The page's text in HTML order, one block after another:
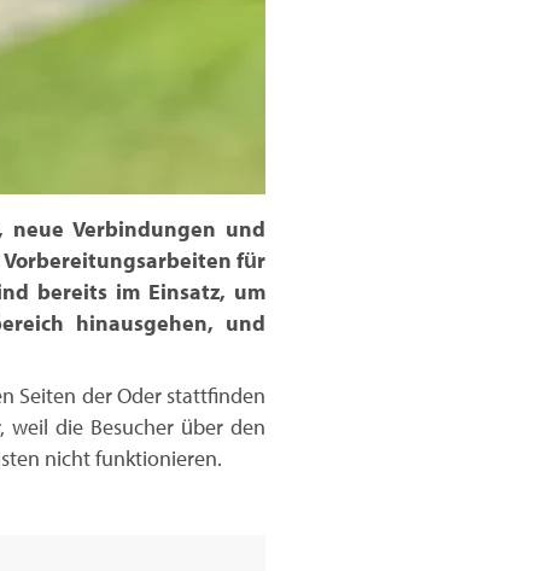
neue Verbindungen und
Vorbereitungsarbeiten für
bereits im Einsatz, um
hinausgehen, und
Seiten der Oder stattfinden
die Besucher über den
nicht funktionieren.